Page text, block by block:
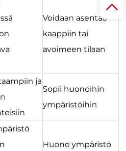
Voidaan asentaa
kaappiin tai
avoimeen tilaan
ja
Sopii huonoihin
ympäristöihin
Huono ympäristö